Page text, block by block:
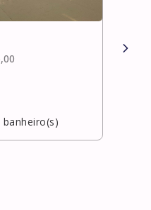
banheiro(s)
R$